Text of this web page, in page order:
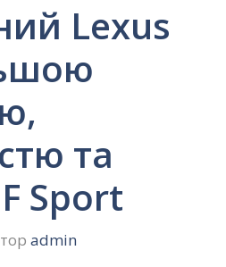
Lexus
та
Sport
admin